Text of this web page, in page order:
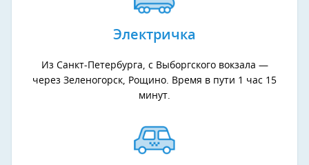
Электричка
Из Санкт-Петербурга, с Выборгского вокзала —
через Зеленогорск, Рощино. Время в пути 1 час 15
минут.